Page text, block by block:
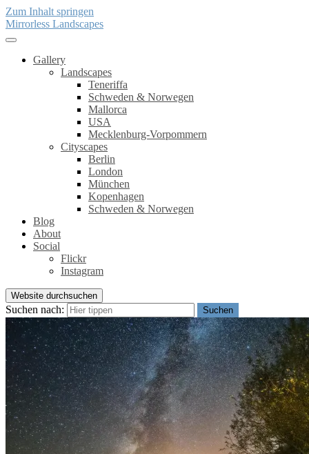
Zum Inhalt springen
Mirrorless Landscapes
Gallery
Landscapes
Teneriffa
Schweden & Norwegen
Mallorca
USA
Mecklenburg-Vorpommern
Cityscapes
Berlin
London
München
Kopenhagen
Schweden & Norwegen
Blog
About
Social
Flickr
Instagram
Website durchsuchen
Suchen nach: Suchen